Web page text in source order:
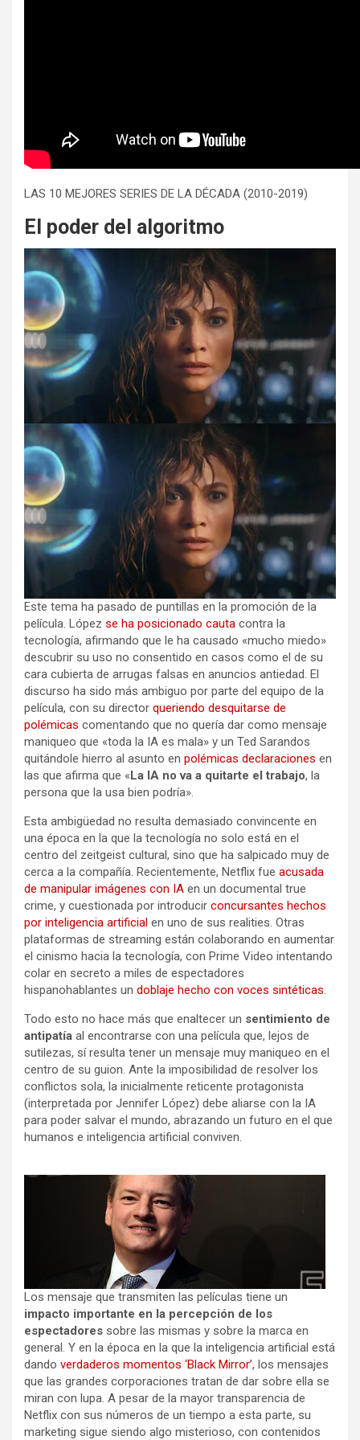
LAS 10 MEJORES SERIES DE LA DÉCADA (2010-2019)
El poder del algoritmo
Este tema ha pasado de puntillas en la promoción de la
película. López se ha posicionado cauta contra la
tecnología, afirmando que le ha causado «mucho miedo»
descubrir su uso no consentido en casos como el de su
cara cubierta de arrugas falsas en anuncios antiedad. El
discurso ha sido más ambiguo por parte del equipo de la
película, con su director queriendo desquitarse de
polémicas comentando que no quería dar como mensaje
maniqueo que «toda la IA es mala» y un Ted Sarandos
quitándole hierro al asunto en polémicas declaraciones en
las que afirma que «La IA no va a quitarte el trabajo, la
persona que la usa bien podría».
Esta ambigüedad no resulta demasiado convincente en
una época en la que la tecnología no solo está en el
centro del zeitgeist cultural, sino que ha salpicado muy de
cerca a la compañía. Recientemente, Netflix fue acusada
de manipular imágenes con IA en un documental true
crime, y cuestionada por introducir concursantes hechos
por inteligencia artificial en uno de sus realities. Otras
plataformas de streaming están colaborando en aumentar
el cinismo hacia la tecnología, con Prime Video intentando
colar en secreto a miles de espectadores
hispanohablantes un doblaje hecho con voces sintéticas.
Todo esto no hace más que enaltecer un sentimiento de
antipatía al encontrarse con una película que, lejos de
sutilezas, sí resulta tener un mensaje muy maniqueo en el
centro de su guion. Ante la imposibilidad de resolver los
conflictos sola, la inicialmente reticente protagonista
(interpretada por Jennifer López) debe aliarse con la IA
para poder salvar el mundo, abrazando un futuro en el que
humanos e inteligencia artificial conviven.
Los mensaje que transmiten las películas tiene un
impacto importante en la percepción de los
espectadores sobre las mismas y sobre la marca en
general. Y en la época en la que la inteligencia artificial está
dando verdaderos momentos ‘Black Mirror’, los mensajes
que las grandes corporaciones tratan de dar sobre ella se
miran con lupa. A pesar de la mayor transparencia de
Netflix con sus números de un tiempo a esta parte, su
marketing sigue siendo algo misterioso, con contenidos